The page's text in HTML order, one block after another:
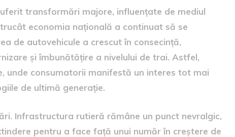
transformări majore, influențate de mediul
economia națională a continuat să se
de autovehicule a crescut în consecință,
și îmbunătățire a nivelului de trai. Astfel,
unde consumatorii manifestă un interes tot mai
de ultimă generație.
Infrastructura rutieră rămâne un punct nevralgic,
pentru a face față unui număr în creștere de